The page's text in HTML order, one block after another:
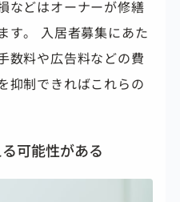
などはオーナーが修繕
す。 入居者募集にあた
数料や広告料などの費
抑制できればこれらの
可能性がある